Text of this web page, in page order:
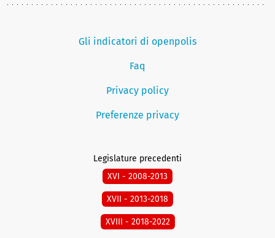
Gli indicatori di openpolis
Faq
Privacy policy
Preferenze privacy
Legislature precedenti
XVI - 2008-2013
XVII - 2013-2018
XVIII - 2018-2022